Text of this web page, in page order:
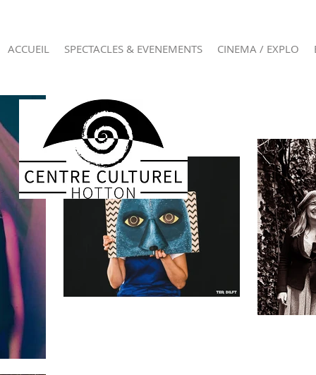
ACCUEIL SPECTACLES & EVENEMENTS CINEMA / EXPLO